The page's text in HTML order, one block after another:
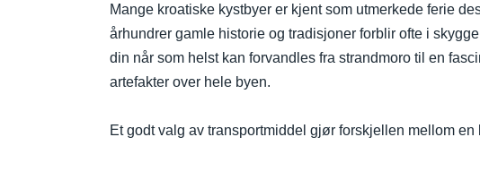
Mange kroatiske kystbyer er kjent som utmerkede ferie
århundrer gamle historie og tradisjoner forblir ofte i
din når som helst kan forvandles fra strandmoro til en
artefakter over hele byen.
Et godt valg av transportmiddel gjør forskjellen mellom